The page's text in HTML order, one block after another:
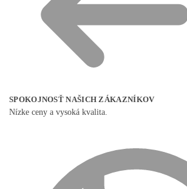
SPOKOJNOSŤ NAŠICH ZÁKAZNÍKOV
Nízke ceny a vysoká kvalita.